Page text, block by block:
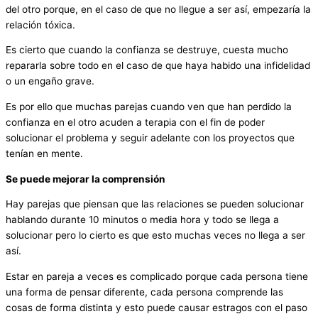
del otro porque, en el caso de que no llegue a ser así, empezaría la
relación tóxica.
Es cierto que cuando la confianza se destruye, cuesta mucho
repararla sobre todo en el caso de que haya habido una infidelidad
o un engaño grave.
Es por ello que muchas parejas cuando ven que han perdido la
confianza en el otro acuden a terapia con el fin de poder
solucionar el problema y seguir adelante con los proyectos que
tenían en mente.
Se puede mejorar la comprensión
Hay parejas que piensan que las relaciones se pueden solucionar
hablando durante 10 minutos o media hora y todo se llega a
solucionar pero lo cierto es que esto muchas veces no llega a ser
así.
Estar en pareja a veces es complicado porque cada persona tiene
una forma de pensar diferente, cada persona comprende las
cosas de forma distinta y esto puede causar estragos con el paso